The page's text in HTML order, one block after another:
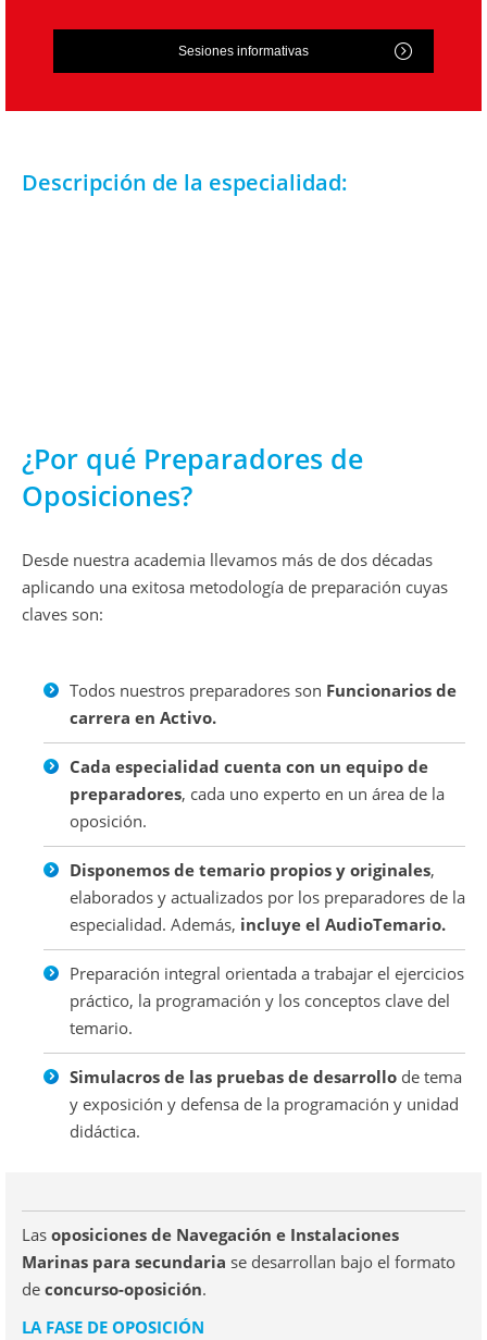
Sesiones informativas
Descripción de la especialidad:
¿Por qué Preparadores de
Oposiciones?
Desde nuestra academia llevamos más de dos décadas
aplicando una exitosa metodología de preparación cuyas
claves son:
Todos nuestros preparadores son Funcionarios de
carrera en Activo.
Cada especialidad cuenta con un equipo de
preparadores, cada uno experto en un área de la
oposición.
Disponemos de temario propios y originales,
elaborados y actualizados por los preparadores de la
especialidad. Además, incluye el AudioTemario.
Preparación integral orientada a trabajar el ejercicios
práctico, la programación y los conceptos clave del
temario.
Simulacros de las pruebas de desarrollo de tema
y exposición y defensa de la programación y unidad
didáctica.
Las oposiciones de Navegación e Instalaciones
Marinas para secundaria se desarrollan bajo el formato
de concurso-oposición.
LA FASE DE OPOSICIÓN